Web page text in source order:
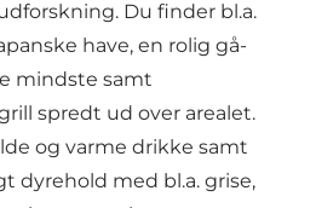
Du finder bl.a.
have, en rolig gå-
mindste samt
spredt ud over arealet.
og varme drikke samt
dyrehold med bl.a. grise,